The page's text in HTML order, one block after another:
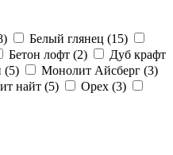
) Белый глянец (15)
Бетон лофт (2)
Дуб крафт
(5) Монолит Айсберг (3)
найт (5) Орех (3)